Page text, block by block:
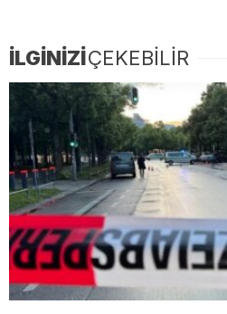
İLGİNİZİÇEKEBİLİR